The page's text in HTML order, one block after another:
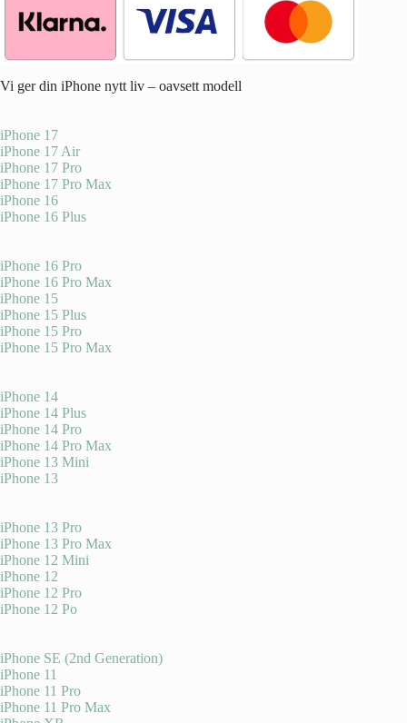
Vi ger din iPhone nytt liv – oavsett modell
iPhone 17
iPhone 17 Air
iPhone 17 Pro
iPhone 17 Pro Max
iPhone 16
iPhone 16 Plus
iPhone 16 Pro
iPhone 16 Pro Max
iPhone 15
iPhone 15 Plus
iPhone 15 Pro
iPhone 15 Pro Max
iPhone 14
iPhone 14 Plus
iPhone 14 Pro
iPhone 14 Pro Max
iPhone 13 Mini
iPhone 13
iPhone 13 Pro
iPhone 13 Pro Max
iPhone 12 Mini
iPhone 12
iPhone 12 Pro
iPhone 12 Po
iPhone SE (2nd Generation)
iPhone 11
iPhone 11 Pro
iPhone 11 Pro Max